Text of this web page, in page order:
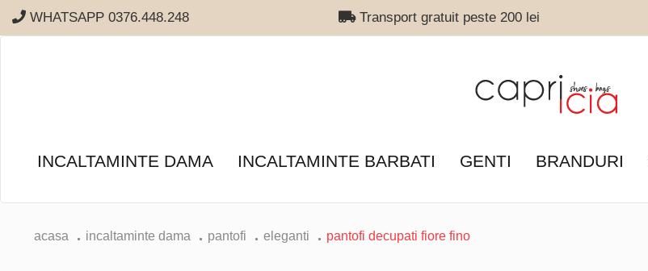
WHATSAPP 0376.448.248 Transport gratuit peste 200 lei
INCALTAMINTE DAMA INCALTAMINTE BARBATI GENTI BRANDURI
acasa incaltaminte dama pantofi eleganti pantofi decupati fiore fino